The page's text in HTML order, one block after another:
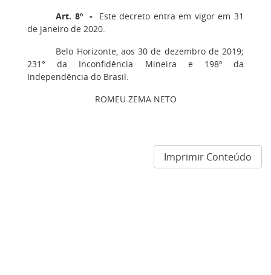
Art. 8º - Este decreto entra em vigor em 31
de janeiro de 2020.
Belo Horizonte, aos 30 de dezembro de 2019;
231° da Inconfidência Mineira e 198º da
Independência do Brasil.
ROMEU ZEMA NETO
Imprimir Conteúdo